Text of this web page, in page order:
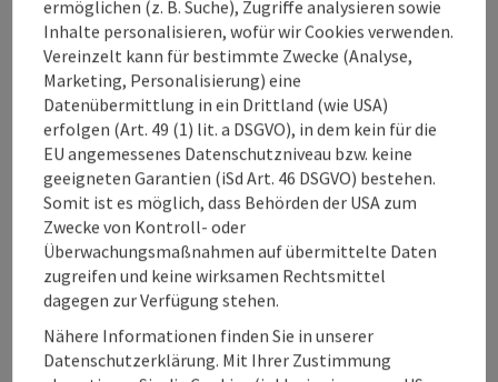
Beitrag merken: Mollner Hütte
Mollner Hütte
Molln
Almwirtschaft / Hütte
Die Mollnerhütte auf 1.005 m ist eine
Selbstversorgerhütte, die aber an den Wochenenden und
an Feiertagen von Mitte März bis Ende November
bewartet wird (nur Getränke, KEINE Speisen). Sie verfügt
über eine Sonnenterrasse mit einem fantastischen
Ausblick. Ganzjährig gibt es gekühlte Getränke aus
unserem Getränketank. Die Hütte kann an Wochenenden
für Übernachtungen gebucht werden. Der gesamte Strom
Telefon
+43 677 62022827
Öffnungszeiten
MOMontag geöffnet
DIDienstag geöffnet
MIMittwoch geöffnet
DODonnerstag geöffnet
FRFreitag geöffnet
SASamstag geöffnet
SOSonntag geöffnet
FEFeiertag geöffnet
ermöglichen (z. B. Suche), Zugriffe analysieren sowie
Inhalte personalisieren, wofür wir Cookies verwenden.
Vereinzelt kann für bestimmte Zwecke (Analyse,
Marketing, Personalisierung) eine
Datenübermittlung in ein Drittland (wie USA)
erfolgen (Art. 49 (1) lit. a DSGVO), in dem kein für die
EU angemessenes Datenschutzniveau bzw. keine
geeigneten Garantien (iSd Art. 46 DSGVO) bestehen.
Somit ist es möglich, dass Behörden der USA zum
Zwecke von Kontroll- oder
Überwachungsmaßnahmen auf übermittelte Daten
zugreifen und keine wirksamen Rechtsmittel
dagegen zur Verfügung stehen.
Nähere Informationen finden Sie in unserer
Datenschutzerklärung. Mit Ihrer Zustimmung